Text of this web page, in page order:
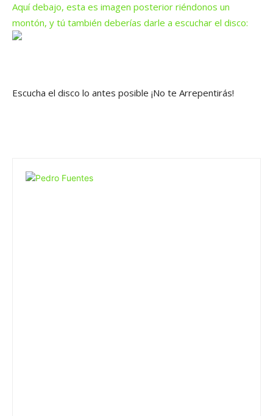
Aquí debajo, esta es imagen posterior riéndonos un
montón, y tú también deberías darle a escuchar el disco:
Escucha el disco lo antes posible ¡No te Arrepentirás!